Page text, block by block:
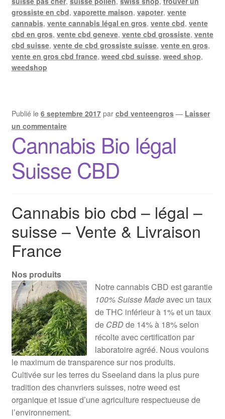
grossiste en cbd, vaporette maison, vapoter, vente
cannabis, vente cannabis légal en gros, vente cbd, vente
cbd en gros, vente cbd geneve, vente cbd grossiste, vente
cbd suisse, vente de cbd grossiste suisse, vente en gros,
vente en gros cbd france, weed cbd suisse, weed shop,
weedshop
Publié le 6 septembre 2017 par cbd venteengros — Laisser
un commentaire
Cannabis Bio légal
Suisse CBD
Cannabis bio cbd – légal –
suisse – Vente & Livraison
France
Nos produits
Notre cannabis CBD est garantie
100% Suisse Madeavec un taux
de THC inférieur à 1% et un taux
deCBDde 14% à 18% selon
récolte avec certification par
laboratoire agréé. Nous voulons
le maximum de transparence sur nos produits.
Cultivée sur les terres du Sseeland dans la plus pure
tradition des chanvriers suisses, notre weed est
organique et issue d’une agriculture respectueuse de
l’environnement.